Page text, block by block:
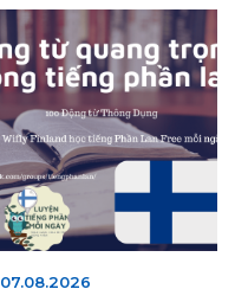
07.08.2026